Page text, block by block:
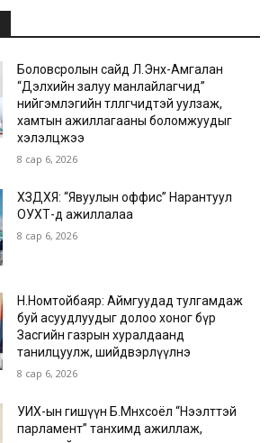
Боловсролын сайд Л.Энх-Амгалан
“Дэлхийн залуу манлайлагчид”
нийгэмлэгийн төлөөлөгчидтэй уулзаж,
хамтын ажиллагааны боломжуудыг
хэлэлцжээ
8 сар 6, 2026
ХЗДХЯ: “Явуулын оффис” Нарантуул
ОУХТ-д ажиллалаа
8 сар 6, 2026
Н.Номтойбаяр: Аймгуудад тулгамдаж
буй асуудлуудыг долоо хоног бүр
Засгийн газрын хуралдаанд
танилцуулж, шийдвэрлүүлнэ
8 сар 6, 2026
УИХ-ын гишүүн Б.Мөнхсоёл “Нээлттэй
парламент” танхимд ажиллаж,